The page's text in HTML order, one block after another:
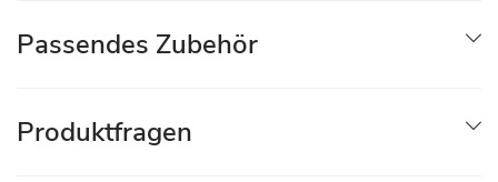
Passendes Zubehör
Produktfragen